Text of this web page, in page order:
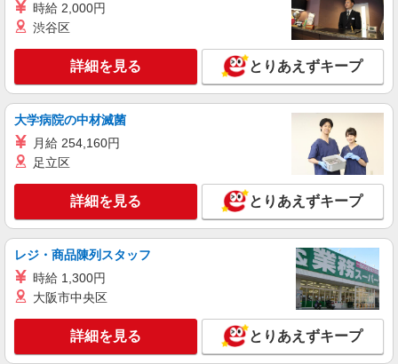
時給 2,000円
渋谷区
詳細を見る とりあえずキープ
大学病院の中材滅菌
月給 254,160円
足立区
詳細を見る とりあえずキープ
レジ・商品陳列スタッフ
時給 1,300円
大阪市中央区
詳細を見る とりあえずキープ